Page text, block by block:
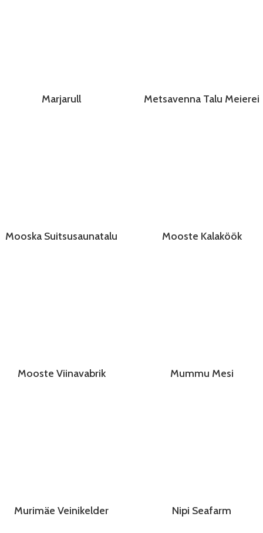
Marjarull Metsavenna Talu Meierei
Mooska Suitsusaunatalu Mooste Kalaköök
Mooste Viinavabrik Mummu Mesi
Murimäe Veinikelder Nipi Seafarm